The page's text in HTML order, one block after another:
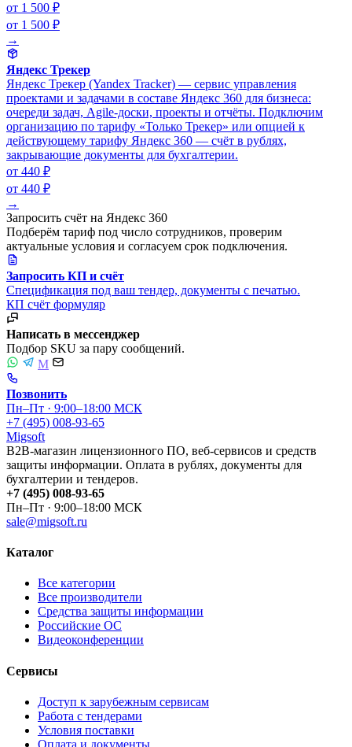
от 1 500 ₽
от 1 500 ₽
→
Яндекс Трекер
Яндекс Трекер (Yandex Tracker) — сервис управления
проектами и задачами в составе Яндекс 360 для бизнеса:
очереди задач, Agile-доски, проекты и отчёты. Подключим
организацию по тарифу «Только Трекер» или опцией к
действующему тарифу Яндекс 360 — счёт в рублях,
закрывающие документы для бухгалтерии.
от 440 ₽
от 440 ₽
→
Запросить счёт на Яндекс 360
Подберём тариф под число сотрудников, проверим
актуальные условия и согласуем срок подключения.
Запросить КП и счёт
Спецификация под ваш тендер, документы с печатью.
КП счёт формуляр
Написать в мессенджер
Подбор SKU за пару сообщений.
M
Позвонить
Пн–Пт · 9:00–18:00 МСК
+7 (495) 008-93-65
Migsoft
B2B-магазин лицензионного ПО, веб-сервисов и средств
защиты информации. Оплата в рублях, документы для
бухгалтерии и тендеров.
+7 (495) 008-93-65
Пн–Пт · 9:00–18:00 МСК
sale@migsoft.ru
Каталог
Все категории
Все производители
Средства защиты информации
Российские ОС
Видеоконференции
Сервисы
Доступ к зарубежным сервисам
Работа с тендерами
Условия поставки
Оплата и документы